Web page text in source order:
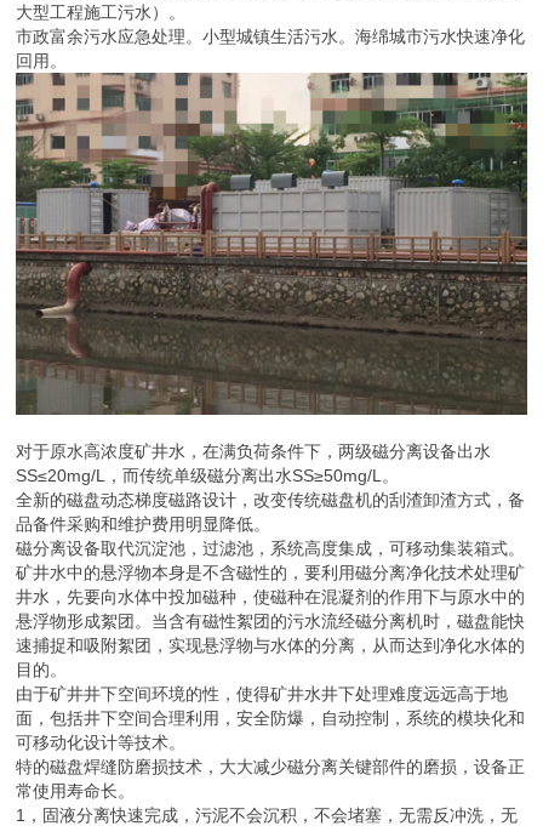
大型工程施工污水）。
市政富余污水应急处理。小型城镇生活污水。海绵城市污水快速净化
回用。
对于原水高浓度矿井水，在满负荷条件下，两级磁分离设备出水
SS≤20mg/L，而传统单级磁分离出水SS≥50mg/L。
全新的磁盘动态梯度磁路设计，改变传统磁盘机的刮渣卸渣方式，备
品备件采购和维护费用明显降低。
磁分离设备取代沉淀池，过滤池，系统高度集成，可移动集装箱式。
矿井水中的悬浮物本身是不含磁性的，要利用磁分离净化技术处理矿
井水，先要向水体中投加磁种，使磁种在混凝剂的作用下与原水中的
悬浮物形成絮团。当含有磁性絮团的污水流经磁分离机时，磁盘能快
速捕捉和吸附絮团，实现悬浮物与水体的分离，从而达到净化水体的
目的。
由于矿井井下空间环境的性，使得矿井水井下处理难度远远高于地
面，包括井下空间合理利用，安全防爆，自动控制，系统的模块化和
可移动化设计等技术。
特的磁盘焊缝防磨损技术，大大减少磁分离关键部件的磨损，设备正
常使用寿命长。
1，固液分离快速完成，污泥不会沉积，不会堵塞，无需反冲洗，无